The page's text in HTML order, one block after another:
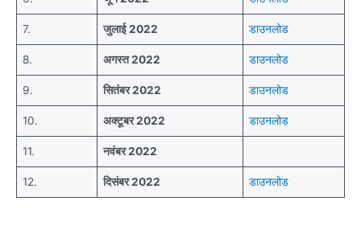
7. जुलाई 2022 डाउनलोड
8. अगस्त 2022 डाउनलोड
9. सितंबर 2022 डाउनलोड
10. अक्टूबर 2022 डाउनलोड
11. नवंबर 2022
12. दिसंबर 2022 डाउनलोड